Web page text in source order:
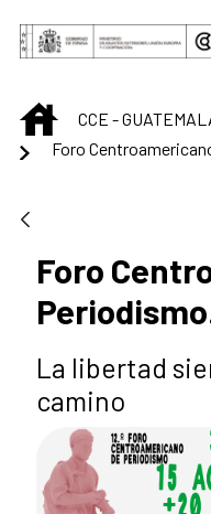
Saltar al contenido
INICIO
CCE -
Foro
Foro
La libertad
camino